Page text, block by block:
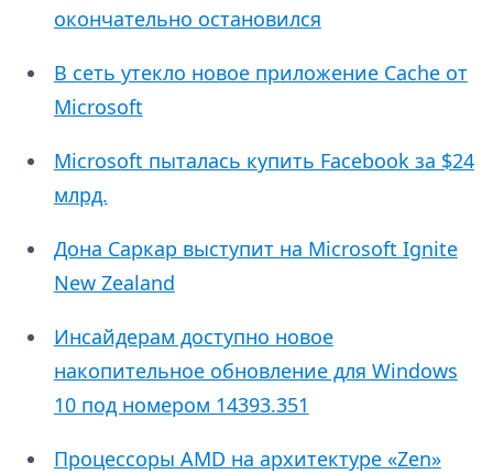
окончательно остановился
В сеть утекло новое приложение Cache от
Microsoft
Microsoft пыталась купить Facebook за $24
млрд.
Дона Саркар выступит на Microsoft Ignite
New Zealand
Инсайдерам доступно новое
накопительное обновление для Windows
10 под номером 14393.351
Процессоры AMD на архитектуре «Zen»